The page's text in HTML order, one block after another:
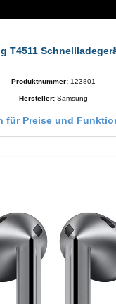
T4511
Produktnummer: 123801
Hersteller: Samsung
für Preise und